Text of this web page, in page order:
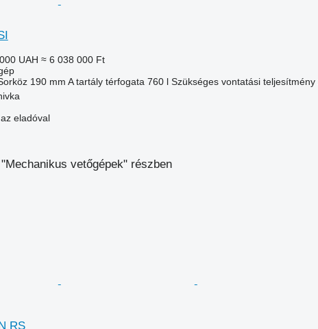
UAH ≈ 6 038 000 Ft
190 mm A tartály térfogata 760 l Szükséges vontatási teljesítmény
eladóval
vetőgépek" részben
RS